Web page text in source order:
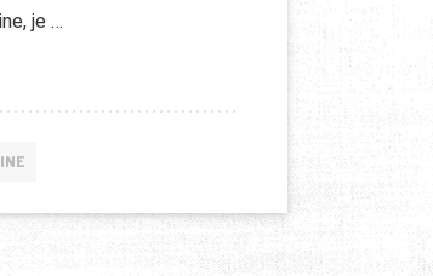
je …
TROUVER DU POISSON EN CHASSE SOUS-MARINE